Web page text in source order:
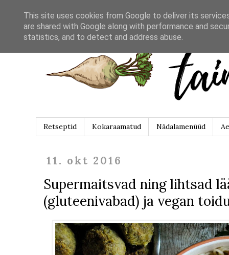
Retseptid Kokaraamatud Nädalamenüüd
11. okt 2016
Supermaitsvad ning lihtsad
(gluteenivabad) ja vegan
This site uses cookies from Google to deliver its
are shared with Google along with performance and
statistics, and to detect and address abuse.